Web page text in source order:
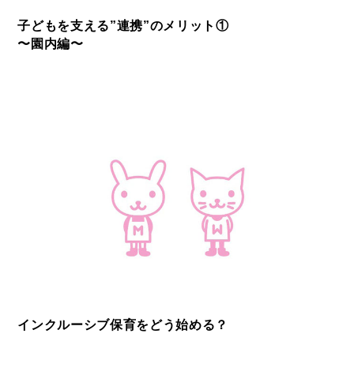
子どもを支える”連携”のメリット①
〜園内編〜
インクルーシブ保育をどう始める？